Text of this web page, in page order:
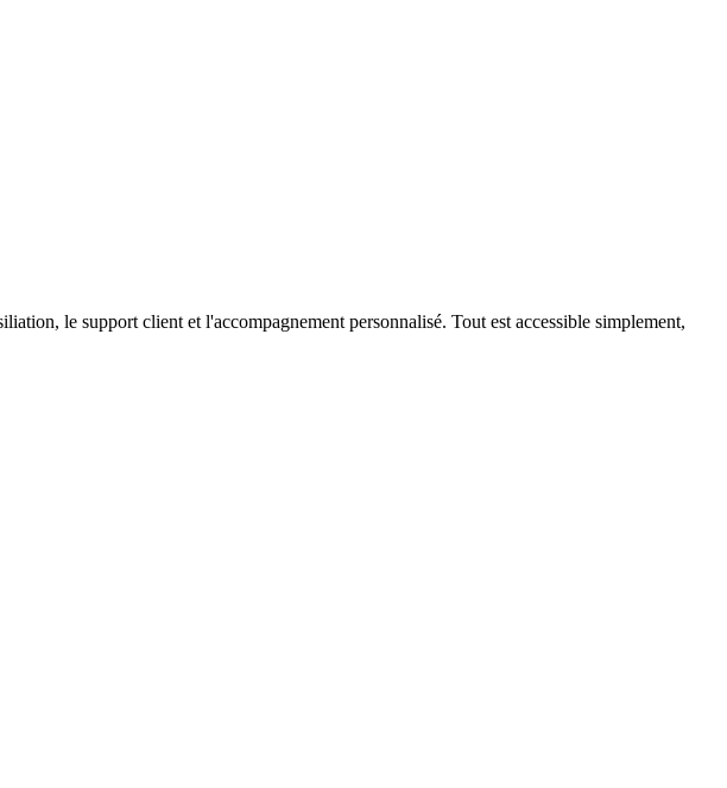
le support client et l'accompagnement personnalisé. Tout est accessible simplement,